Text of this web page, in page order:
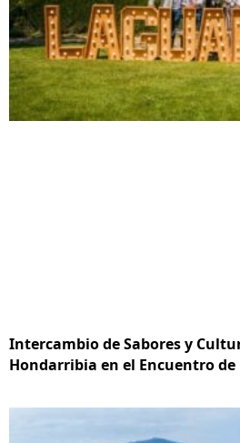
Intercambio de Sabores y
Hondarribia en el Encuentro